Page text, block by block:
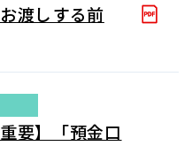
渡しする前
要】「預金口